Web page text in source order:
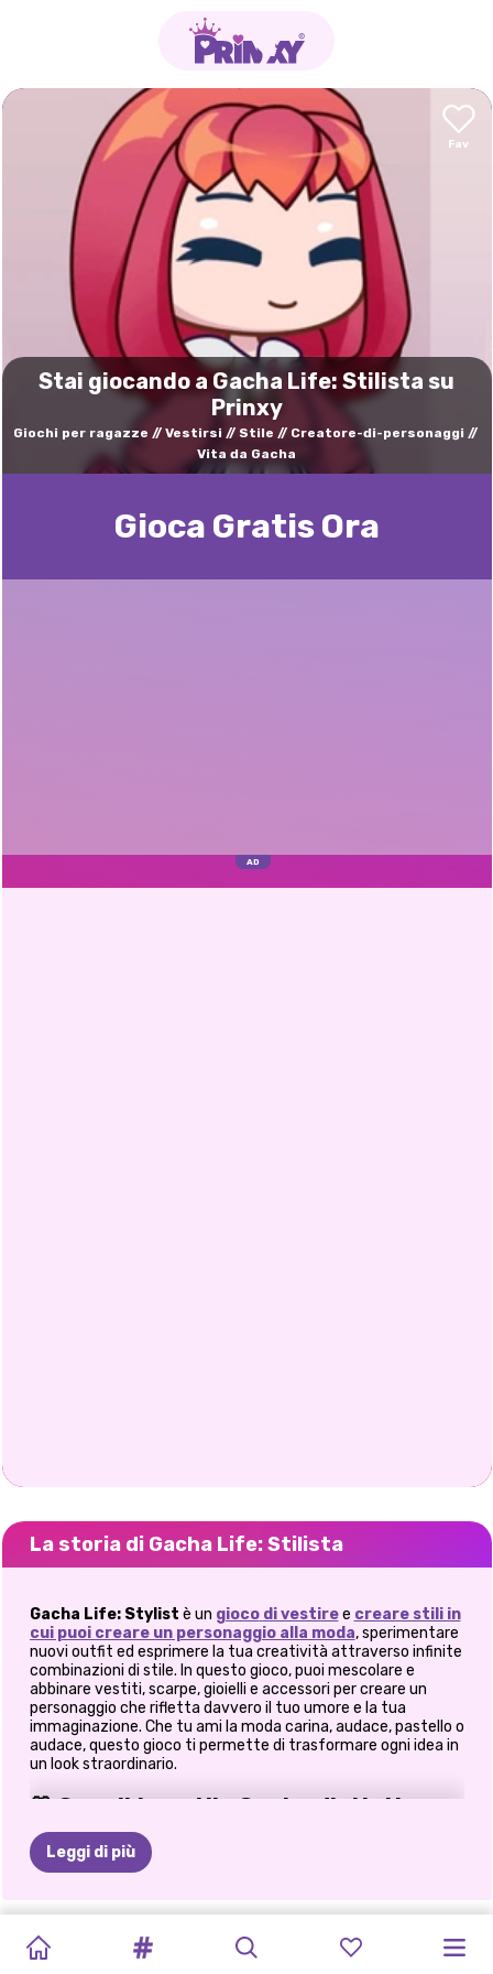
Stai giocando a Gacha Life: Stilista su
Prinxy
Giochi per ragazze Vestirsi Stile
Creatore-di-personaggi
Vita da Gacha
Gioca Gratis Ora
La storia di Gacha Life: Stilista
Gacha Life: Stylist è un gioco di vestiree creare stili in
cui puoi creare un personaggio alla moda, sperimentare
nuovi outfit ed esprimere la tua creatività attraverso infinite
combinazioni di stile. In questo gioco, puoi mescolare e
abbinare vestiti, scarpe, gioielli e accessori per creare un
personaggio che rifletta davvero il tuo umore e la tua
immaginazione. Che tu ami la moda carina, audace, pastello o
audace, questo gioco ti permette di trasformare ogni idea in
un look straordinario.
👗 Crea il tuo stile Gacha distintivo
Immergiti in un mondo colorato e pieno di possibilità di stile.
Inizia scegliendo il tuo personaggio dal menu principale, poi
forma alla personalità del tuo personaggio. Personalmente,
adoro la facilità con cui è possibile cambiare stile: un
Leggi di più
WORLD:
RITORNO
WORLD:
BAMBOLE
CHIBI
HOME:
VESTIRE
LA
GACHA
TOCA
BOCA
MONDO
TOCA